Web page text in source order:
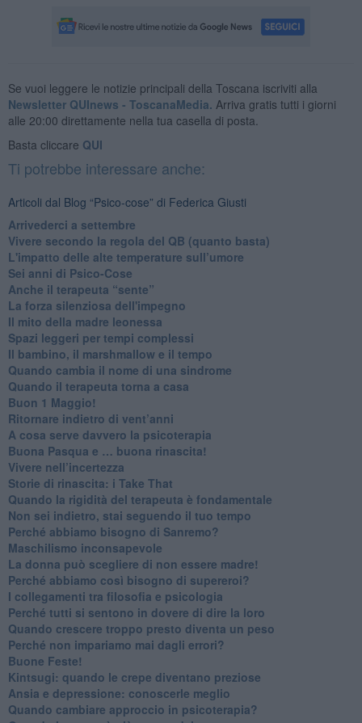
Se vuoi leggere le notizie principali della Toscana iscriviti alla
Newsletter QUInews - ToscanaMedia. Arriva gratis tutti i giorni
alle 20:00 direttamente nella tua casella di posta.
Basta cliccare QUI
Ti potrebbe interessare anche:
Articoli dal Blog “Psico-cose” di Federica Giusti
​Arrivederci a settembre
​Vivere secondo la regola del QB (quanto basta)
​L'impatto delle alte temperature sull’umore
Sei anni di Psico-Cose
​Anche il terapeuta “sente”
​La forza silenziosa dell'impegno
​Il mito della madre leonessa
Spazi leggeri per tempi complessi
Il bambino, il marshmallow e il tempo
​Quando cambia il nome di una sindrome
​Quando il terapeuta torna a casa
​Buon 1 Maggio!
Ritornare indietro di vent’anni
​A cosa serve davvero la psicoterapia
​Buona Pasqua e … buona rinascita!
​Vivere nell’incertezza
​Storie di rinascita: i Take That
​Quando la rigidità del terapeuta è fondamentale
​Non sei indietro, stai seguendo il tuo tempo
​Perché abbiamo bisogno di Sanremo?
​Maschilismo inconsapevole
​La donna può scegliere di non essere madre!
​Perché abbiamo così bisogno di supereroi?
​I collegamenti tra filosofia e psicologia
​Perché tutti si sentono in dovere di dire la loro
​Quando crescere troppo presto diventa un peso
​Perché non impariamo mai dagli errori?
​Buone Feste!
​Kintsugi: quando le crepe diventano preziose
Ansia e depressione: conoscerle meglio
Quando cambiare approccio in psicoterapia?